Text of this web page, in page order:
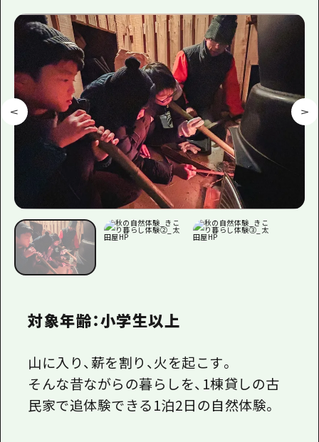
対象年齢：小学生以上
山に入り、薪を割り、火を起こす。
そんな昔ながらの暮らしを、1棟貸しの古
民家で追体験できる1泊2日の自然体験。